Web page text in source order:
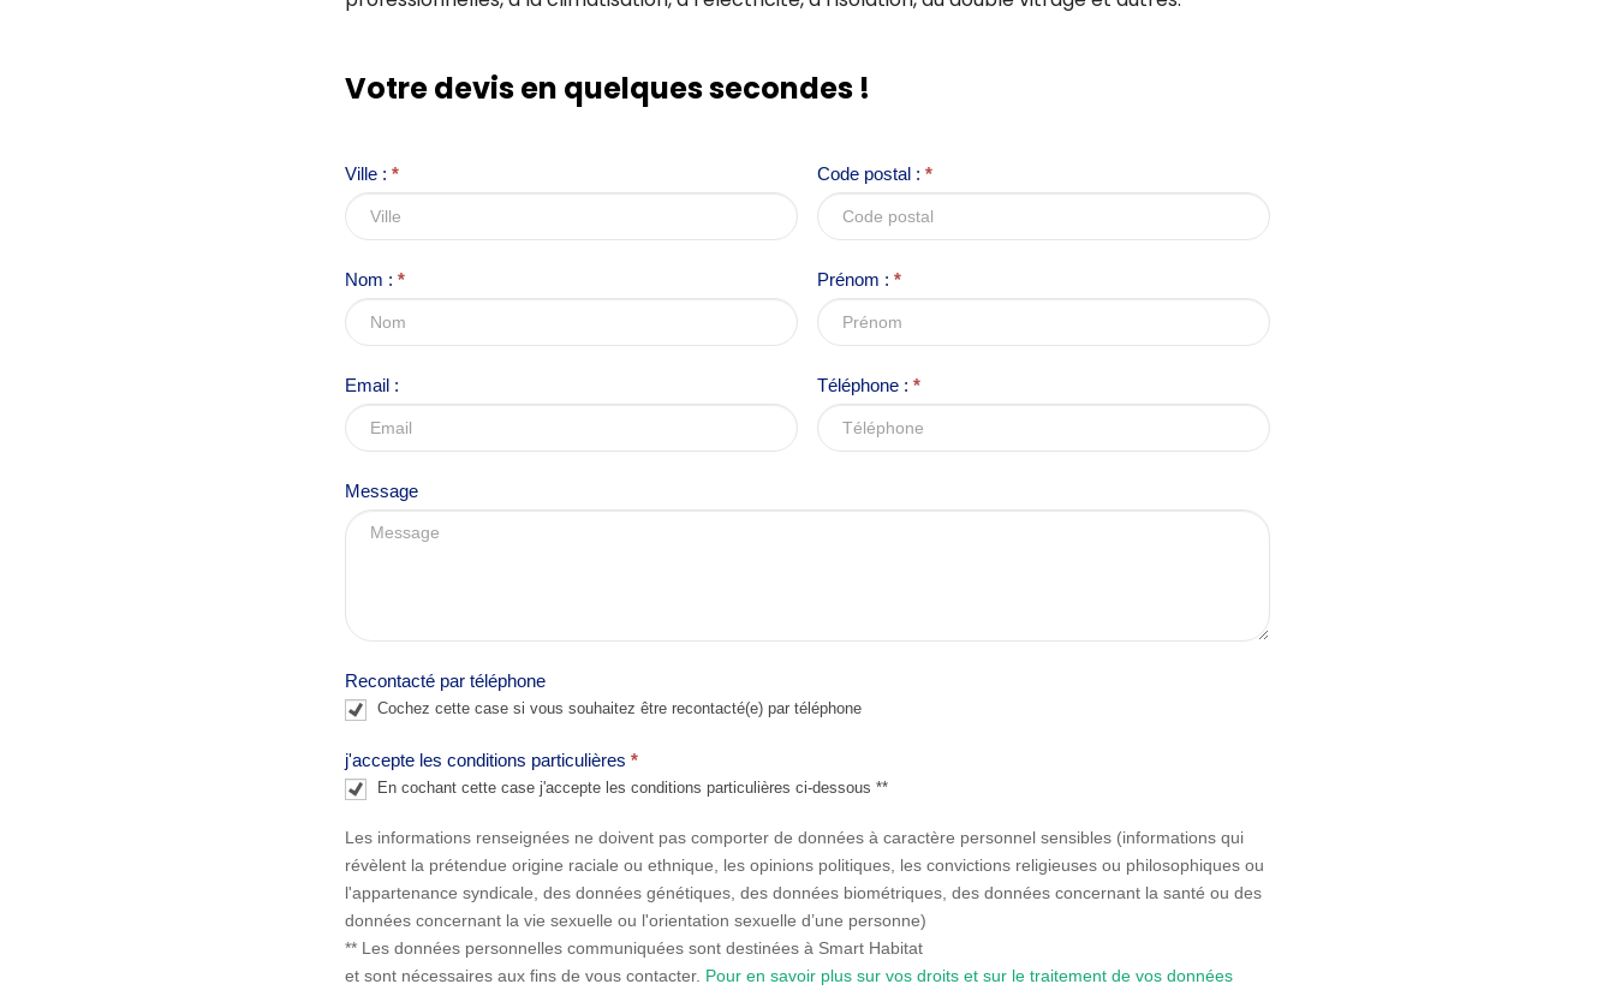
Votre devis en quelques secondes !
Ville : * Code postal : *
Nom : * Prénom : *
Email : Téléphone : *
Message
Recontacté par téléphone
Cochez cette case si vous souhaitez être recontacté(e) par téléphone
j'accepte les conditions particulières *
En cochant cette case j'accepte les conditions particulières ci-dessous **
Les informations renseignées ne doivent pas comporter de données à caractère personnel sensibles (informations qui
révèlent la prétendue origine raciale ou ethnique, les opinions politiques, les convictions religieuses ou philosophiques ou
l'appartenance syndicale, des données génétiques, des données biométriques, des données concernant la santé ou des
données concernant la vie sexuelle ou l'orientation sexuelle d’une personne)
** Les données personnelles communiquées sont destinées à Smart Habitat
et sont nécessaires aux fins de vous contacter. Pour en savoir plus sur vos droits et sur le traitement de vos données
f
a
e
m
a
,
t
h
s
i
e
d
b